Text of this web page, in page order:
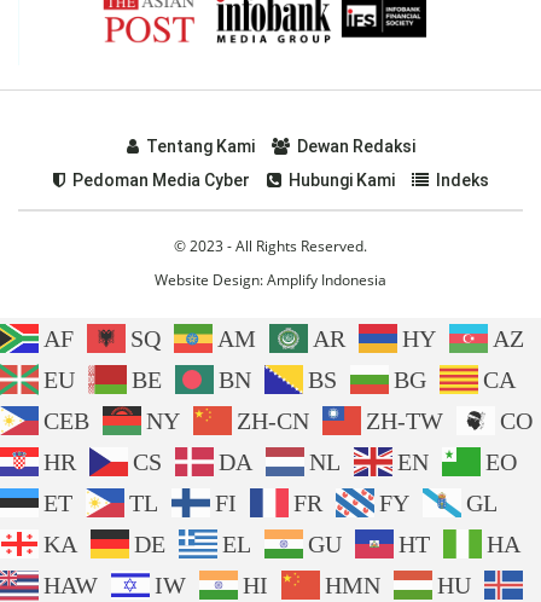
Tentang Kami
Dewan Redaksi
Pedoman Media Cyber
Hubungi Kami Indeks
© 2023 - All Rights Reserved.
Website Design:Amplify Indonesia
AF SQ AM AR HY
AZ
EU
BE BN BS BG
CA
CEB
NY ZH-CN ZH-TW
CO
HR
CS DA NL EN
EO
ET
TL FI FR FY
GL
KA
DE EL GU HT
HA
HAW
IW HI HMN HU